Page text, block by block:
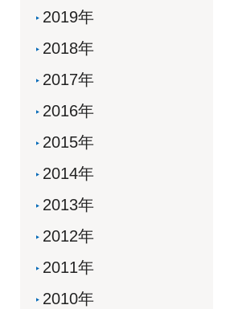
2019年
2018年
2017年
2016年
2015年
2014年
2013年
2012年
2011年
2010年